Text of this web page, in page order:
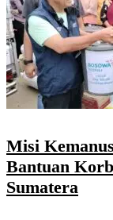
Misi
Bantuan
Sumatera